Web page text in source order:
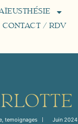
CONTACT / RDV
, temoignages Juin 2024